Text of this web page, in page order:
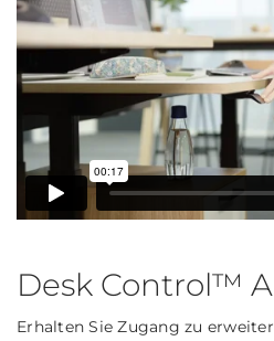
Desk Control™
Erhalten Sie Zugang zu